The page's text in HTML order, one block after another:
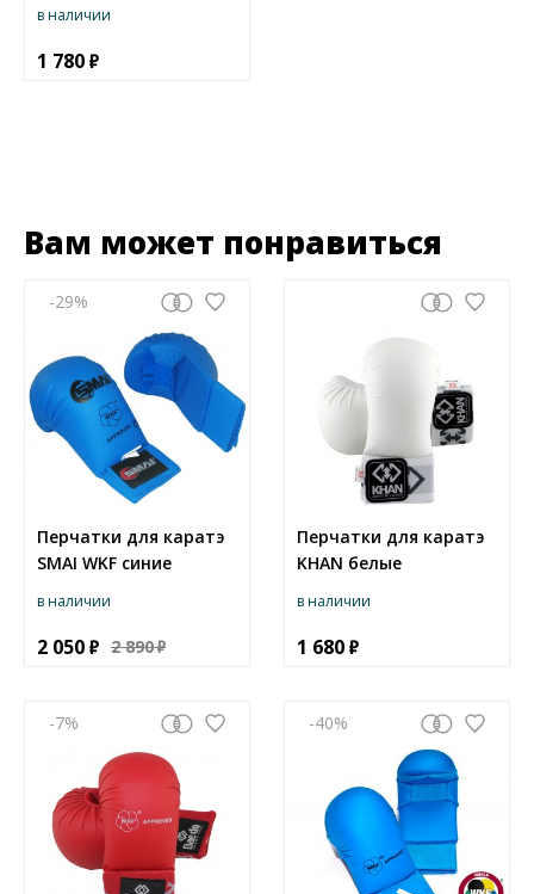
в наличии
1 780
Вам может понравиться
-29
Перчатки для каратэ
SMAI WKF синие
в наличии
2 050 2 890
Перчатки для каратэ
KHAN белые
в наличии
1 680
-7 -40